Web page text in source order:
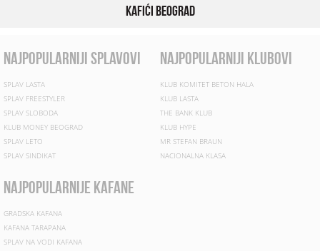
Kafići Beograd
najpopularniji splavovi
SPLAV LASTA
SPLAV FREESTYLER
SPLAV SLOBODA
KLUB MONEY BEOGRAD
SPLAV LETO
SPLAV SINDIKAT
najpopularniji klubovi
KLUB KOMITET BETON HALA
KLUB LASTA
THE BANK KLUB
KLUB HYPE
MR STEFAN BRAUN
NACIONALNA KLASA
najpopularnije kafane
GRADSKA KAFANA
KAFANA TARAPANA
SPLAV NA VODI KAFANA